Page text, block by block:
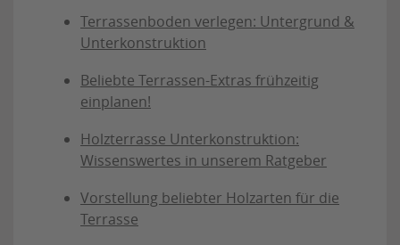
Terrassenboden verlegen: Untergrund &
Unterkonstruktion
Beliebte Terrassen-Extras frühzeitig
einplanen!
Holzterrasse Unterkonstruktion:
Wissenswertes in unserem Ratgeber
Vorstellung beliebter Holzarten für die
Terrasse